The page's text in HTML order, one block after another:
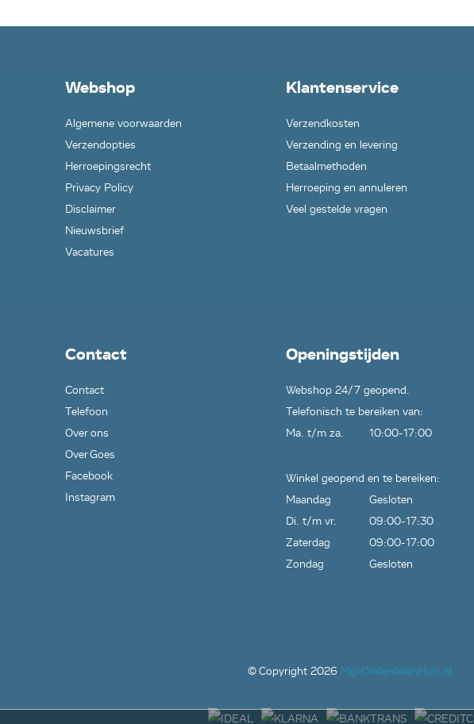
Webshop
Algemene voorwaarden
Verzendopties
Herroepingsrecht
Privacy Policy
Disclaimer
Nieuwsbrief
Vacatures
Klantenservice
Verzendkosten
Verzending en levering
Betaalmethoden
Herroeping en annuleren
Veel gestelde vragen
Contact
Contact
Telefoon
Over ons
Over Goes
Facebook
Instagram
Openingstijden
Webshop 24/7 geopend.
Telefonisch te bereiken van:
Ma. t/m za.
10:00-17:00
Winkel geopend en te bereiken:
Maandag
Gesloten
Di. t/m vr.
09:00-17:30
Zaterdag
09:00-17:00
Zondag
Gesloten
© Copyright 2026 MijnOnderdelenHuis.nl